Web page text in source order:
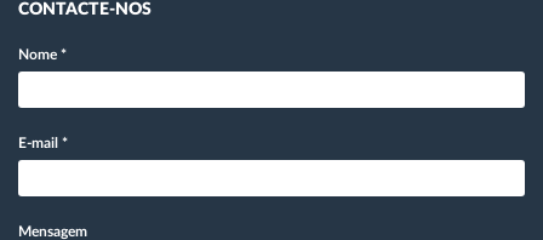
CONTACTE-NOS
Nome *
E-mail *
Mensagem